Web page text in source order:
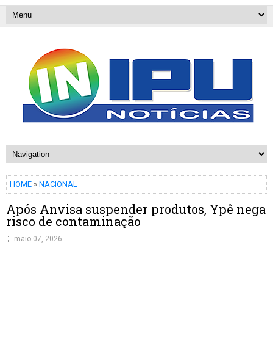
HOME » NACIONAL
Após Anvisa suspender produtos, Ypê nega
risco de contaminação
maio 07, 2026